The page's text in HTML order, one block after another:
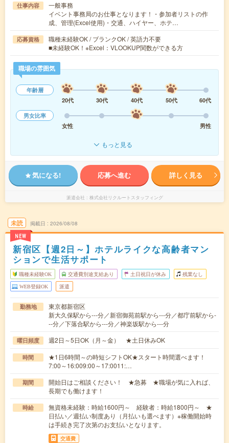
仕事内容
一般事務
イベント事務局のお仕事となります！・参加者リストの作
成、管理(Excel使用)・交通、ハイヤー、ホテ…
応募資格
職種未経験OK / ブランクOK / 英語力不要
■未経験OK！※Excel：VLOOKUP関数ができる方
職場の雰囲気
年齢層
20代
30代 40代 50代
60代
男女比率
女性
男性
もっと見る
気になる! 応募へ進む 詳しく見る
派遣会社 株式会社リクルートスタッフィング
未読
NEW
掲載日 2026/08/08
新宿区【週2日～】ホテルライクな高齢者マン
ションで生活サポート
職種未経験OK 交通費別途支給あり 土日祝日が休み 残業なし
WEB登録OK 派遣
勤務地
東京都新宿区
新大久保駅から---分／新宿御苑前駅から---分／都庁前駅から-
--分／下落合駅から---分／神楽坂駅から---分
曜日頻度 週2日～5日OK（月～金） ★土日休みOK
時間
★1日6時間～の時短シフトOK★スタート時間選べます！
7:00～16:009:00～17:0011:…
期間
開始日はご相談ください！ ★急募 ★職場が気に入れば、
長期でも働けます！
時給
無資格未経験：時給1600円～ 経験者：時給1800円～ ★
日払い／週払い制度あり（月払いも選べます）※稼働開始時
は手続き完了次第のお支払いとなります。
交通費